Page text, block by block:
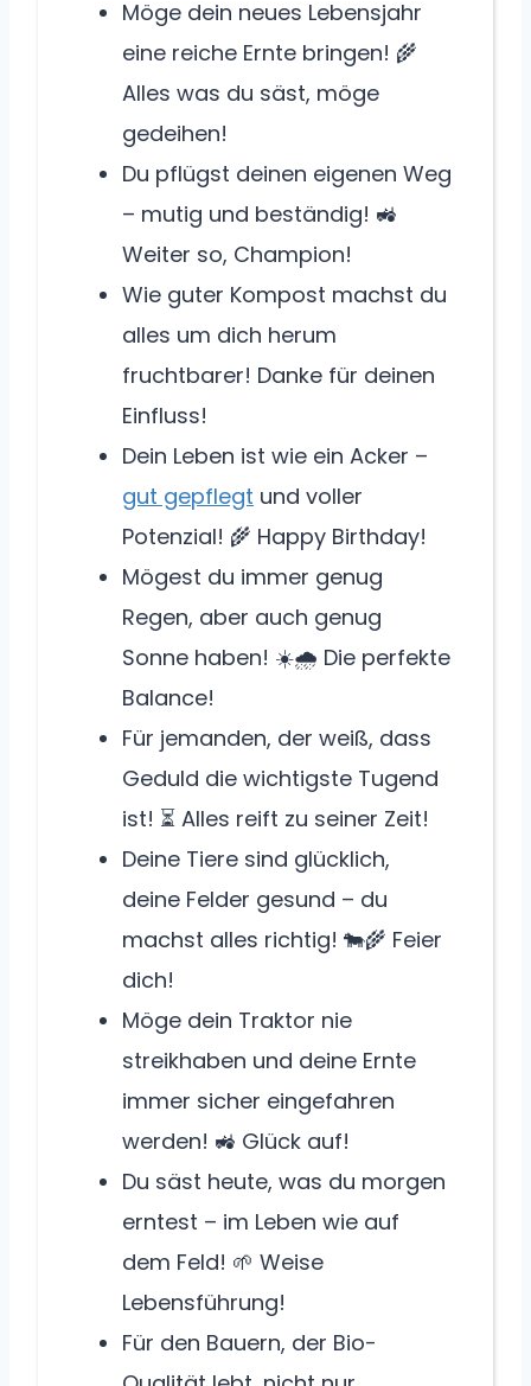
Möge dein neues Lebensjahr
eine reiche Ernte bringen! 🌾
Alles was du säst, möge
gedeihen!
Du pflügst deinen eigenen Weg
– mutig und beständig! 🚜
Weiter so, Champion!
Wie guter Kompost machst du
alles um dich herum
fruchtbarer! Danke für deinen
Einfluss!
Dein Leben ist wie ein Acker –
gut gepflegt und voller
Potenzial! 🌾 Happy Birthday!
Mögest du immer genug
Regen, aber auch genug
Sonne haben! ☀️🌧️ Die perfekte
Balance!
Für jemanden, der weiß, dass
Geduld die wichtigste Tugend
ist! ⏳ Alles reift zu seiner Zeit!
Deine Tiere sind glücklich,
deine Felder gesund – du
machst alles richtig! 🐄🌾 Feier
dich!
Möge dein Traktor nie
streikhaben und deine Ernte
immer sicher eingefahren
werden! 🚜 Glück auf!
Du säst heute, was du morgen
erntest – im Leben wie auf
dem Feld! 🌱 Weise
Lebensführung!
Für den Bauern, der Bio-